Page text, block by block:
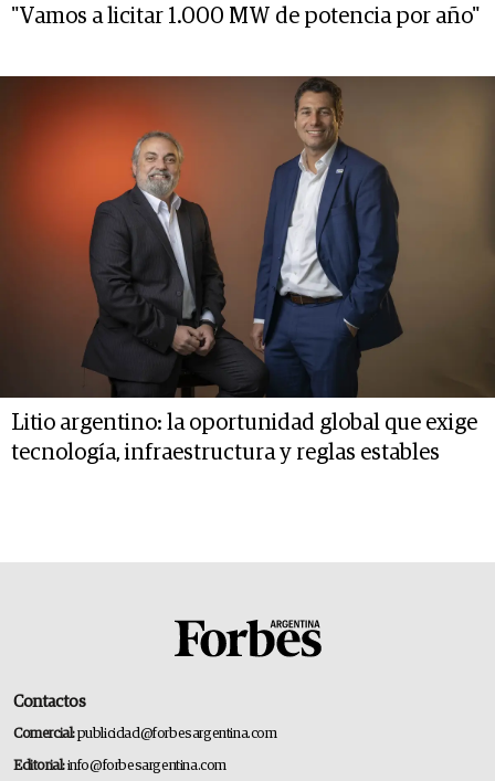
"Vamos a licitar 1.000 MW de potencia por año"
Litio argentino: la oportunidad global que exige
tecnología, infraestructura y reglas estables
Contactos
Comercial:publicidad@forbesargentina.com
Editorial:info@forbesargentina.com